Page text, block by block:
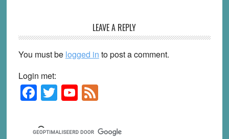
LEAVE A REPLY
You must be logged in to post a comment.
Login met:
Primary
Sidebar
F
c
T
tt
Y
u
F
e